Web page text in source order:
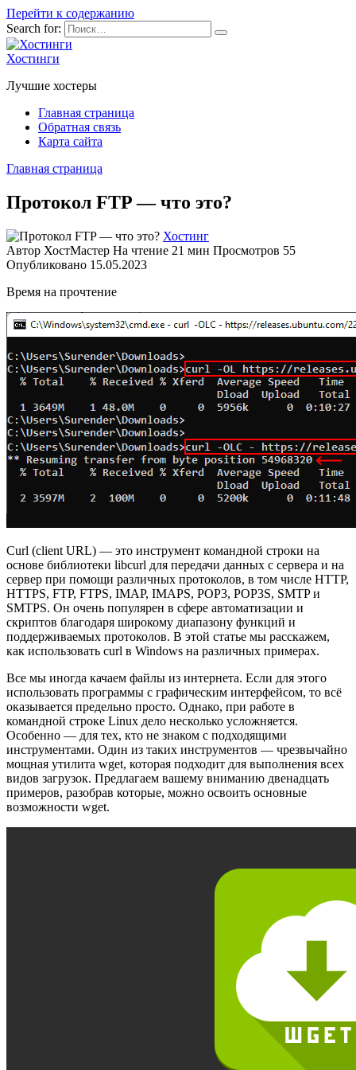
Перейти к содержанию
Search for:
Хостинги
Лучшие хостеры
Главная страница
Обратная связь
Карта сайта
Главная страница
Протокол FTP — что это?
Хостинг
Автор ХостМастер На чтение 21 мин Просмотров 55
Опубликовано 15.05.2023
Время на прочтение
Curl (client URL) — это инструмент командной строки на
основе библиотеки libcurl для передачи данных с сервера и на
сервер при помощи различных протоколов, в том числе HTTP,
HTTPS, FTP, FTPS, IMAP, IMAPS, POP3, POP3S, SMTP и
SMTPS. Он очень популярен в сфере автоматизации и
скриптов благодаря широкому диапазону функций и
поддерживаемых протоколов. В этой статье мы расскажем,
как использовать curl в Windows на различных примерах.
Все мы иногда качаем файлы из интернета. Если для этого
использовать программы с графическим интерфейсом, то всё
оказывается предельно просто. Однако, при работе в
командной строке Linux дело несколько усложняется.
Особенно — для тех, кто не знаком с подходящими
инструментами. Один из таких инструментов — чрезвычайно
мощная утилита wget, которая подходит для выполнения всех
видов загрузок. Предлагаем вашему вниманию двенадцать
примеров, разобрав которые, можно освоить основные
возможности wget.